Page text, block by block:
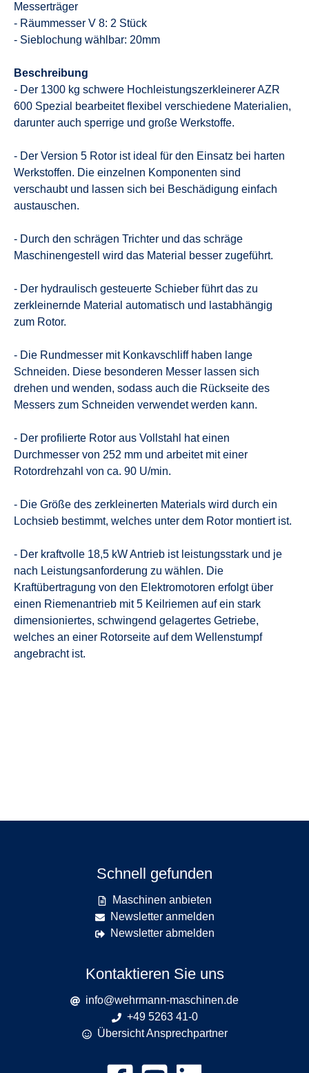
Messerträger
- Räummesser V 8: 2 Stück
- Sieblochung wählbar: 20mm
Beschreibung
- Der 1300 kg schwere Hochleistungszerkleinerer AZR
600 Spezial bearbeitet flexibel verschiedene Materialien,
darunter auch sperrige und große Werkstoffe.
- Der Version 5 Rotor ist ideal für den Einsatz bei harten
Werkstoffen. Die einzelnen Komponenten sind
verschaubt und lassen sich bei Beschädigung einfach
austauschen.
- Durch den schrägen Trichter und das schräge
Maschinengestell wird das Material besser zugeführt.
- Der hydraulisch gesteuerte Schieber führt das zu
zerkleinernde Material automatisch und lastabhängig
zum Rotor.
- Die Rundmesser mit Konkavschliff haben lange
Schneiden. Diese besonderen Messer lassen sich
drehen und wenden, sodass auch die Rückseite des
Messers zum Schneiden verwendet werden kann.
- Der profilierte Rotor aus Vollstahl hat einen
Durchmesser von 252 mm und arbeitet mit einer
Rotordrehzahl von ca. 90 U/min.
- Die Größe des zerkleinerten Materials wird durch ein
Lochsieb bestimmt, welches unter dem Rotor montiert ist.
- Der kraftvolle 18,5 kW Antrieb ist leistungsstark und je
nach Leistungsanforderung zu wählen. Die
Kraftübertragung von den Elektromotoren erfolgt über
einen Riemenantrieb mit 5 Keilriemen auf ein stark
dimensioniertes, schwingend gelagertes Getriebe,
welches an einer Rotorseite auf dem Wellenstumpf
angebracht ist.
Schnell gefunden
Maschinen anbieten
Newsletter anmelden
Newsletter abmelden
Kontaktieren Sie uns
info@wehrmann-maschinen.de
+49 5263 41-0
Übersicht Ansprechpartner